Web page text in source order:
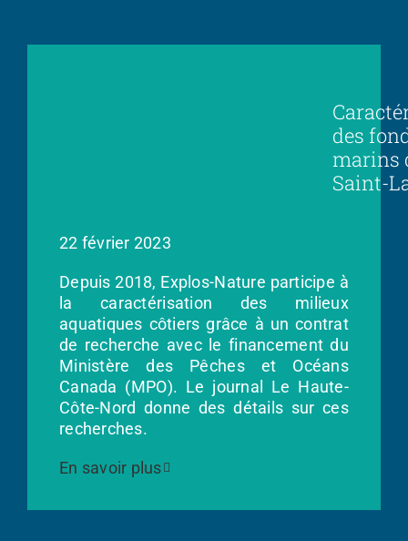
des
marins
Saint-
22 février 2023
Depuis 2018, Explos-Nature participe à
la caractérisation des milieux
aquatiques côtiers grâce à un contrat
de recherche avec le financement du
Ministère des Pêches et Océans
Canada (MPO). Le journal Le Haute-
Côte-Nord donne des détails sur ces
recherches.
En savoir plus